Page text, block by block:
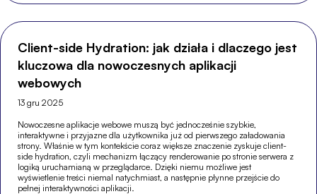
Client-side Hydration: jak działa i dlaczego jest
kluczowa dla nowoczesnych aplikacji
webowych
13 gru 2025
Nowoczesne aplikacje webowe muszą być jednocześnie szybkie,
interaktywne i przyjazne dla użytkownika już od pierwszego załadowania
strony. Właśnie w tym kontekście coraz większe znaczenie zyskuje client-
side hydration, czyli mechanizm łączący renderowanie po stronie serwera z
logiką uruchamianą w przeglądarce. Dzięki niemu możliwe jest
wyświetlenie treści niemal natychmiast, a następnie płynne przejście do
pełnej interaktywności aplikacji.